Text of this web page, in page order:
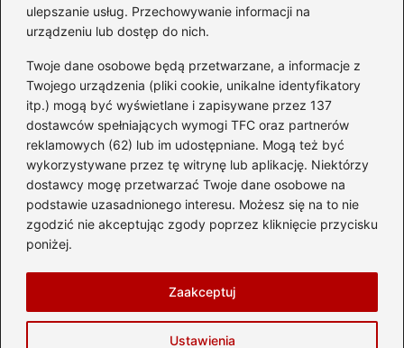
ulepszanie usług. Przechowywanie informacji na
urządzeniu lub dostęp do nich.
Twoje dane osobowe będą przetwarzane, a informacje z
Twojego urządzenia (pliki cookie, unikalne identyfikatory
itp.) mogą być wyświetlane i zapisywane przez 137
dostawców spełniających wymogi TFC oraz partnerów
reklamowych (62) lub im udostępniane. Mogą też być
wykorzystywane przez tę witrynę lub aplikację. Niektórzy
dostawcy mogę przetwarzać Twoje dane osobowe na
podstawie uzasadnionego interesu. Możesz się na to nie
zgodzić nie akceptując zgody poprzez kliknięcie przycisku
poniżej.
Ustawienia
Zaakceptuj
Kategorie
Ciekawostki(8)
Kultura i tradycje(10)
Loty(233)
Polska(66)
Wakacje (295)
Zabytki(8)
Zagranica(46)
Prywatność Zasady użytkowania